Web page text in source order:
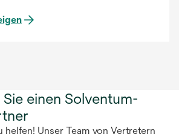
einen Solventum-
helfen! Unser Team von Vertretern